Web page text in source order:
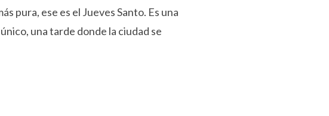
pura, ese es el Jueves Santo. Es una
una tarde donde la ciudad se